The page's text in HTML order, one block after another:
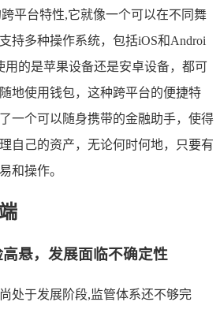
平台特性,它就像一个可以在不同舞
持多种操作系统，包括iOS和Androi
用的是苹果设备还是安卓设备，都可
地使用钱包，这种跨平台的便捷特
一个可以随身携带的金融助手，使得
自己的资产，无论何时何地，只要有
和操作。
高悬，发展面临不确定性
处于发展阶段,监管体系还不够完